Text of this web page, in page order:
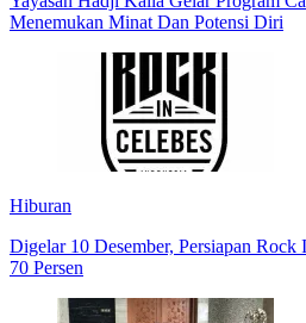
Menemukan Minat Dan Potensi Diri
Hiburan
Digelar 10 Desember, Persiapan Rock
70 Persen